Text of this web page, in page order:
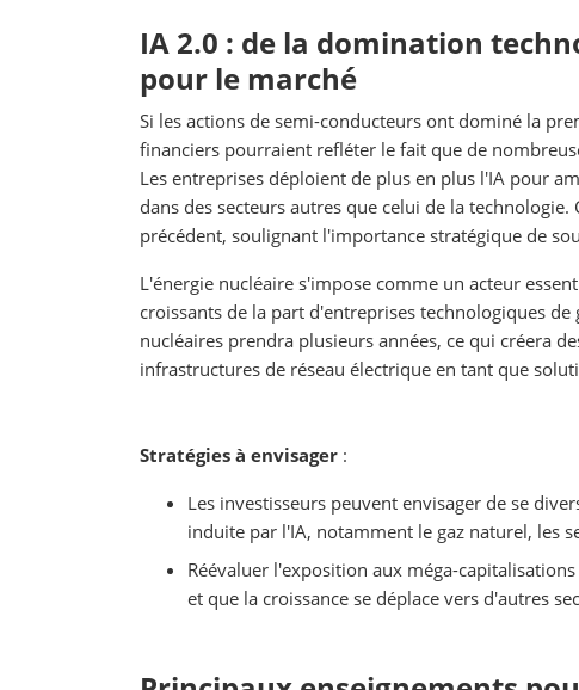
IA 2.0 : de la domination
pour le marché
Si les actions de semi-conducteurs ont dominé la
financiers pourraient refléter le fait que de
Les entreprises déploient de plus en plus l'IA pour
dans des secteurs autres que celui de la
précédent, soulignant l'importance stratégique de
L'énergie nucléaire s'impose comme un acteur
croissants de la part d'entreprises technologiques
nucléaires prendra plusieurs années, ce qui créera
infrastructures de réseau électrique en tant que
Stratégies à envisager :
Les investisseurs peuvent envisager de se
induite par l'IA, notamment le gaz naturel, les
Réévaluer l'exposition aux méga-
et que la croissance se déplace vers d'autres